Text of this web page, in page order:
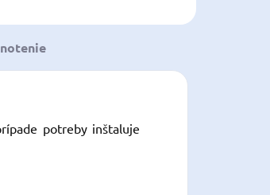
potreby inštaluje